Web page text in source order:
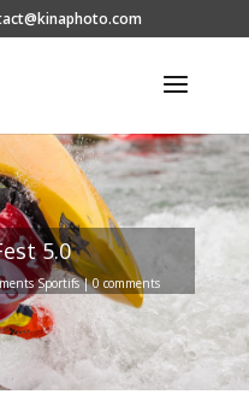
5.0
Sportifs 0 comments